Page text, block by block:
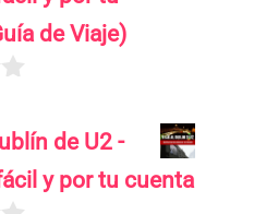
de Viaje)
de U2 -
y por tu cuenta